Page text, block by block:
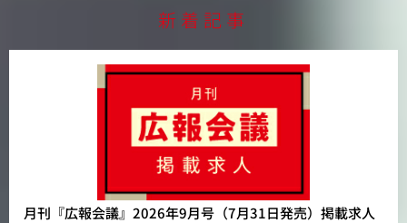
新着記事
月刊『広報会議』2026年9月号（7月31日発売）掲載求人